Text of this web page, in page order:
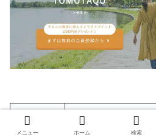
サービス名 TOMOTAQU
社名 株式会社イーダブルジー
メニュー ホーム 検索